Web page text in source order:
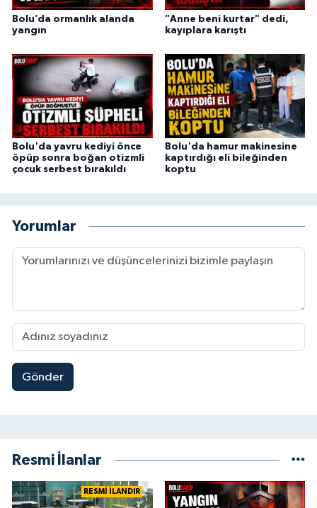
Bolu’da ormanlık alanda
yangın
"Anne beni kurtar" dedi,
kayıplara karıştı
Bolu'da yavru kediyi önce
öpüp sonra boğan otizmli
çocuk serbest bırakıldı
Bolu'da hamur makinesine
kaptırdığı eli bileğinden
koptu
Yorumlar
Gönder
Resmi İlanlar
RESMİ İLANDIR